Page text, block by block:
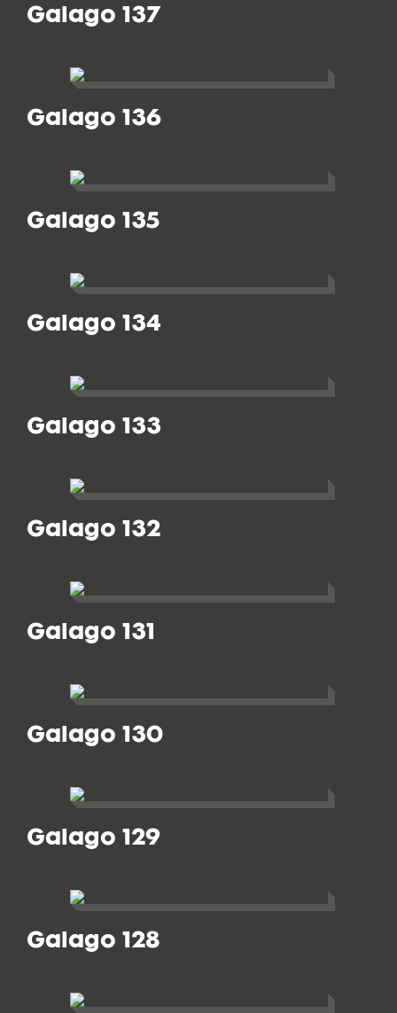
Galago 137
Galago 136
Galago 135
Galago 134
Galago 133
Galago 132
Galago 131
Galago 130
Galago 129
Galago 128